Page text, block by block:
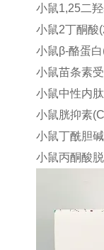
小鼠1,25二
小鼠2丁酮酸
小鼠β-酪蛋
小鼠苗条素
小鼠中性内
小鼠胱抑素
小鼠丁酰胆
小鼠丙酮酸